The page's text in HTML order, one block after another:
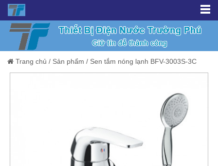
Trang chủ / Sản phẩm / Sen tắm nóng lạnh BFV-3003S-3C